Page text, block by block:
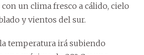
con un clima fresco a cálido, cielo
y vientos del sur.
temperatura irá subiendo